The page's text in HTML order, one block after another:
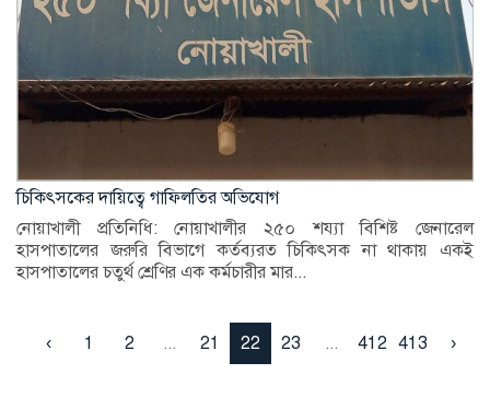
চিকিৎসকের দায়িত্বে গাফিলতির অভিযোগ
নোয়াখালী প্রতিনিধি: নোয়াখালীর ২৫০ শয্যা বিশিষ্ট জেনারেল
হাসপাতালের জরুরি বিভাগে কর্তব্যরত চিকিৎসক না থাকায় একই
হাসপাতালের চতুর্থ শ্রেণির এক কর্মচারীর মার...
‹ 1 2 ... 21 22 23 ... 412 413 ›